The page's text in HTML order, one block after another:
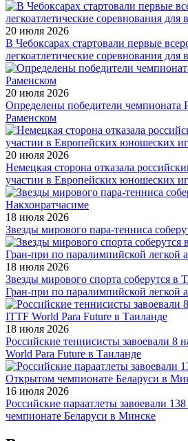
20 июля 2026
В Чебоксарах стартовали первые
легкоатлетические соревнования
20 июля 2026
Определены победители чемпионата
Раменском
20 июля 2026
Немецкая сторона отказала
участии в Европейских юношеских
18 июля 2026
Звезды мирового пара-тенниса
18 июля 2026
Звезды мирового спорта соберутся в
Гран-при по паралимпийской легкой
18 июля 2026
Российские теннисисты завоевали 8
World Para Future в Таиланде
16 июля 2026
Российские параатлеты завоевали
чемпионате Беларуси в Минске